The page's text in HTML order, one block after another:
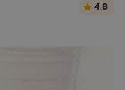
4.8